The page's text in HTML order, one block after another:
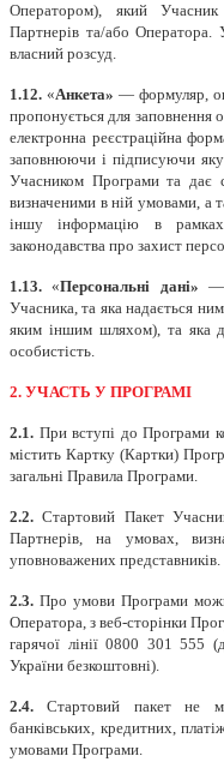
Оператором), який
Партнерів та/або
власний розсуд.
1.12. «Анкета» — формуляр,
пропонується для заповнення
електронна реєстраційна
заповнюючи і підписуючи
Учасником Програми та дає
визначеними в ній умовами, а
іншу інформацію в
законодавства про захист
1.13. «Персональні дані» —
Учасника, та яка надається
яким іншим шляхом), та яка
особистість.
2. УЧАСТЬ У ПРОГРАМІ
2.1. При вступі до Програми
містить Картку (Картки)
загальні Правила Програми.
2.2. Стартовий Пакет
Партнерів, на умовах,
уповноважених представників.
2.3. Про умови Програми
Оператора, з веб-сторінки
гарячої лінії 0800 301 555
України безкоштовні).
2.4. Стартовий пакет не
банківських, кредитних,
умовами Програми.